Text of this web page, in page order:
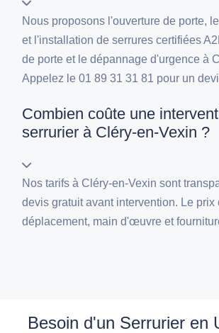
Nous proposons l'ouverture de porte,
et l'installation de serrures certifiées
de porte et le dépannage d'urgence à
Appelez le 01 89 31 31 81 pour un
Combien coûte une
serrurier à Cléry-en-Vexin ?
Nos tarifs à Cléry-en-Vexin sont
devis gratuit avant intervention. Le prix
déplacement, main d'œuvre et
Besoin d'un Serrurier en